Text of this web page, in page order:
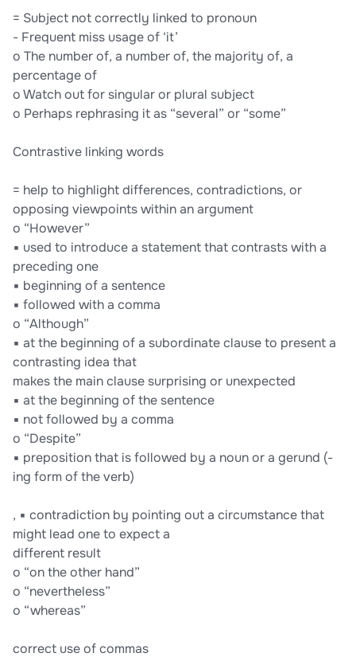
= Subject not correctly linked to pronoun
- Frequent miss usage of ‘it’
o The number of, a number of, the majority of, a
percentage of
o Watch out for singular or plural subject
o Perhaps rephrasing it as “several” or “some”
Contrastive linking words
= help to highlight differences, contradictions, or
opposing viewpoints within an argument
o “However”
▪ used to introduce a statement that contrasts with a
preceding one
▪ beginning of a sentence
▪ followed with a comma
o “Although”
▪ at the beginning of a subordinate clause to present a
contrasting idea that
makes the main clause surprising or unexpected
▪ at the beginning of the sentence
▪ not followed by a comma
o “Despite”
▪ preposition that is followed by a noun or a gerund (-
ing form of the verb)
, ▪ contradiction by pointing out a circumstance that
might lead one to expect a
different result
o “on the other hand”
o “nevertheless”
o “whereas”
correct use of commas